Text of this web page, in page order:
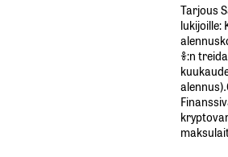
Tarjous
lukijoille:
%:n